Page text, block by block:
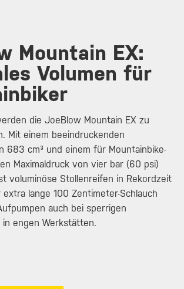
Mountain EX:
Volumen für
die JoeBlow Mountain EX zu
Mit einem beeindruckenden
683 cm³ und einem für Mountainbike-
Maximaldruck von vier bar (60 psi)
voluminöse Stollenreifen in Rekordzeit
lange 100 Zentimeter-Schlauch
auch bei sperrigen
in engen Werkstätten.